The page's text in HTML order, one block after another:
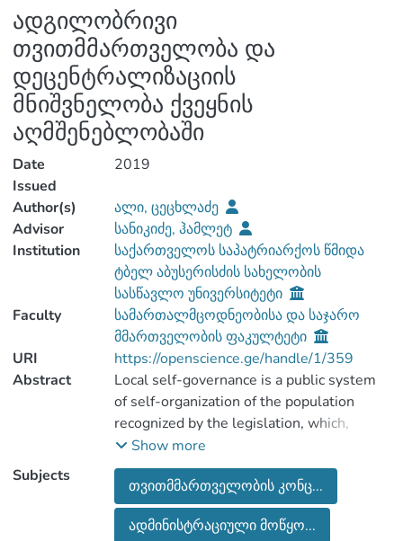
ადგილობრივი
თვითმმართველობა და
დეცენტრალიზაციის
მნიშვნელობა ქვეყნის
აღმშენებლობაში
Date
Issued
2019
Author(s)
ალი, ცეცხლაძე
Advisor
სანიკიძე, ჰამლეტ
Institution
საქართველოს საპატრიარქოს წმიდა
ტბელ აბუსერისძის სახელობის
სასწავლო უნივერსიტეტი
Faculty
სამართალმცოდნეობისა და საჯარო
მმართველობის ფაკულტეტი
URI
https://openscience.ge/handle/1/359
Abstract
Local self-governance is a public system
of self-organization of the population
recognized by the legislation, which,
within its territorial entity,in its own
responsibility, independently of the
central authorities, is based on democratic
formsand carries out the interests of local
importance by taking into consideration
Show more
Subjects
თვითმმართველობის კონც...
ადმინისტრაციული მოწყო...